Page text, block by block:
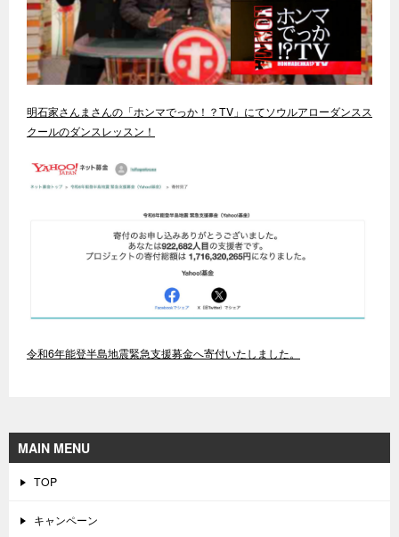
明石家さんまさんの「ホンマでっか！？TV」にてソウルアローダンスス
クールのダンスレッスン！
令和6年能登半島地震緊急支援募金へ寄付いたしました。
MAIN MENU
TOP
キャンペーン